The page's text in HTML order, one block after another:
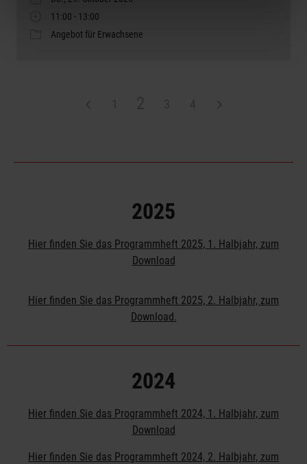
11:00 - 13:00
Angebot für Erwachsene
2025
Hier finden Sie das Programmheft 2025, 1. Halbjahr, zum
Download
Hier finden Sie das Programmheft 2025, 2. Halbjahr, zum
Download.
2024
Hier finden Sie das Programmheft 2024, 1. Halbjahr, zum
Download
Hier finden Sie das Programmheft 2024, 2. Halbjahr, zum